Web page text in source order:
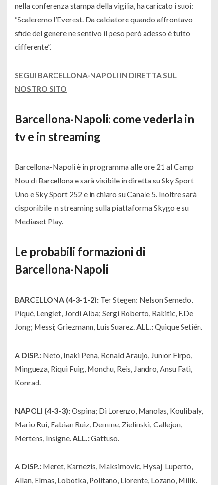
nella conferenza stampa della vigilia, ha caricato i suoi:
“Scaleremo l’Everest. Da calciatore quando affrontavo
sfide del genere ne sentivo il peso però adesso è tutto
differente”.
SEGUI BARCELLONA-NAPOLI IN DIRETTA SUL
NOSTRO SITO
Barcellona-Napoli: come vederla in
tv e in streaming
Barcellona-Napoli è in programma alle ore 21 al Camp
Nou di Barcellona e sarà visibile in diretta su Sky Sport
Uno e Sky Sport 252 e in chiaro su Canale 5. Inoltre sarà
disponibile in streaming sulla piattaforma Skygo e su
Mediaset Play.
Le probabili formazioni di
Barcellona-Napoli
BARCELLONA (4-3-1-2): Ter Stegen; Nelson Semedo,
Piqué, Lenglet, Jordi Alba; Sergi Roberto, Rakitic, F.De
Jong; Messi; Griezmann, Luis Suarez. ALL.:Quique Setién.
A DISP.: Neto, Inaki Pena, Ronald Araujo, Junior Firpo,
Mingueza, Riqui Puig, Monchu, Reis, Jandro, Ansu Fati,
Konrad.
NAPOLI (4-3-3):Ospina; Di Lorenzo, Manolas, Koulibaly,
Mario Rui; Fabian Ruiz, Demme, Zielinski; Callejon,
Mertens, Insigne. ALL.:Gattuso.
A DISP.: Meret, Karnezis, Maksimovic, Hysaj, Luperto,
Allan, Elmas, Lobotka, Politano, Llorente, Lozano, Milik.